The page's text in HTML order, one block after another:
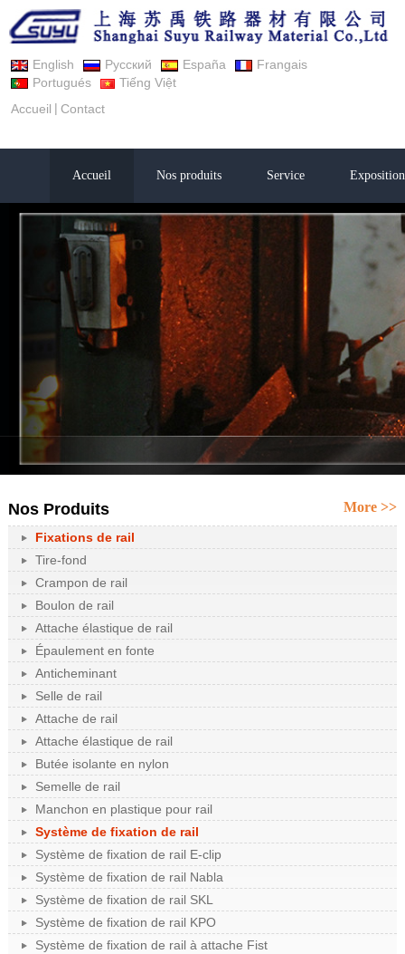
English Русский España
Frangais
Portugués
Tiếng Việt
Accueil | Contact
Accueil Nos produits Service Exposition
Nos Produits More >>
Fixations de rail
Tire-fond
Crampon de rail
Boulon de rail
Attache élastique de rail
Épaulement en fonte
Anticheminant
Selle de rail
Attache de rail
Attache élastique de rail
Butée isolante en nylon
Semelle de rail
Manchon en plastique pour rail
Système de fixation de rail
Système de fixation de rail E-clip
Système de fixation de rail Nabla
Système de fixation de rail SKL
Système de fixation de rail KPO
Système de fixation de rail à attache Fist